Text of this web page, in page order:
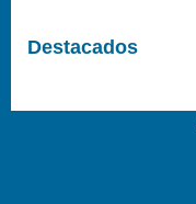
Destacados